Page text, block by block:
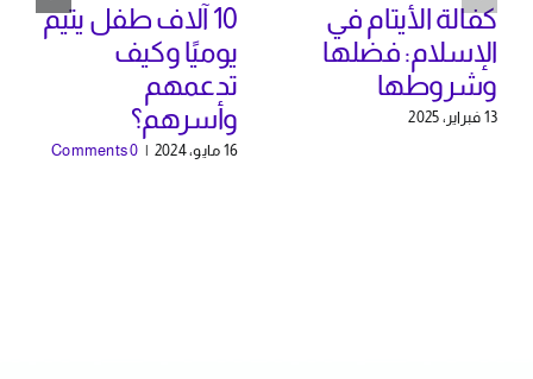
كفالة الأيتام في
الإسلام: فضلها
وشروطها
13 فبراير، 2025
10 آلاف طفل يتيم
يوميًا وكيف
تدعمهم
وأسرهم؟
16 مايو، 2024 |
0 Comments